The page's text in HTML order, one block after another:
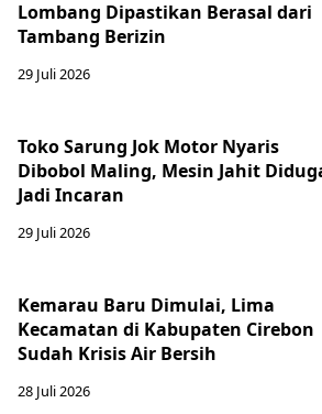
Lombang Dipastikan Berasal dari
Tambang Berizin
29 Juli 2026
Toko Sarung Jok Motor Nyaris
Dibobol Maling, Mesin Jahit
Jadi Incaran
29 Juli 2026
Kemarau Baru Dimulai, Lima
Kecamatan di Kabupaten Cirebon
Sudah Krisis Air Bersih
28 Juli 2026